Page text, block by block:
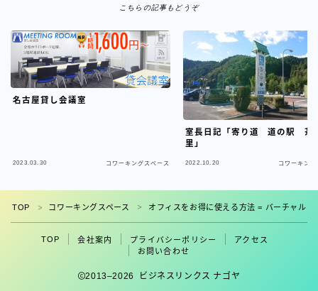
こちらの記事もどうぞ
名古屋貸し会議室
2023.03.30 コワーキングスペース
室長日記「寄り道 道の駅 茶
里」
2022.10.20 コワーキング
TOP ＞ コワーキングスペース ＞ オフィスをお得に使える方法 = バーチャルオ
TOP 会社案内 プライバシーポリシー
アクセス
お問い合わせ
2013–2026 ビジネスリンクス ナゴヤ